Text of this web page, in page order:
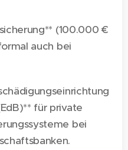
(100.000 €
auch bei
für private
bei